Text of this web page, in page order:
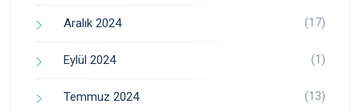
Aralık 2024 (17)
Eylül 2024 (1)
Temmuz 2024 (13)